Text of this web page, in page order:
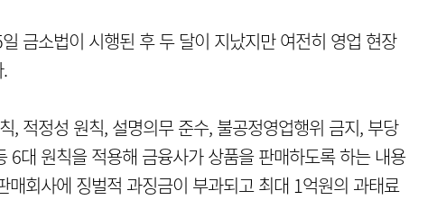
금소법이 시행된 후 두 달이 지났지만 여전히 영업 현장
, 적정성 원칙, 설명의무 준수, 불공정영업행위 금지, 부당
6대 원칙을 적용해 금융사가 상품을 판매하도록 하는 내용
회사에 징벌적 과징금이 부과되고 최대 1억원의 과태료